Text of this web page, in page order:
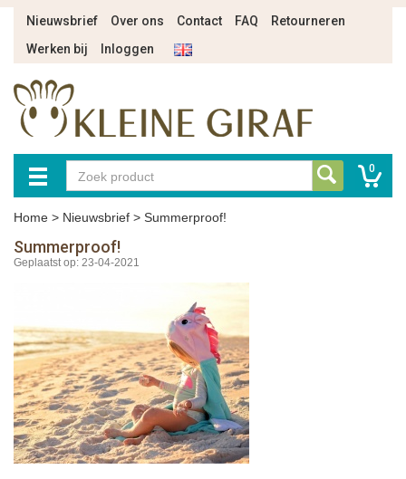
Nieuwsbrief Over ons Contact FAQ
Retourneren
Werken bij
Inloggen
0
Home > Nieuwsbrief > Summerproof!
Summerproof!
Geplaatst op: 23-04-2021